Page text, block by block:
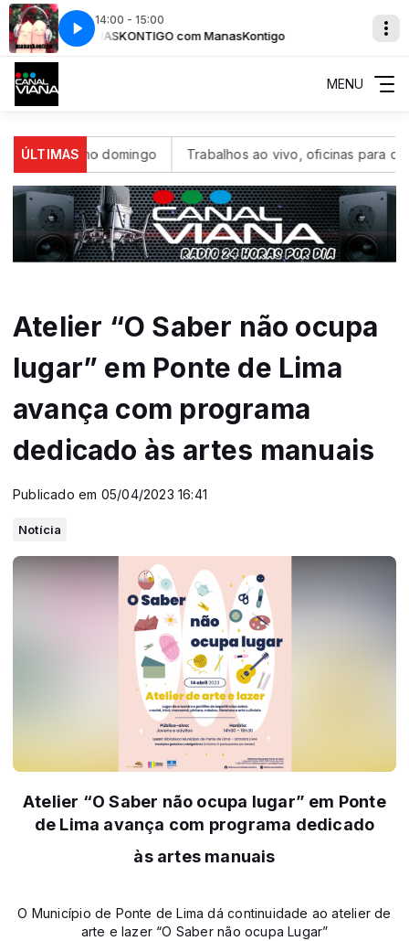
14:00 - 15:00
MANASKONTIGO com ManasKontigo
TOP 12 PORTUGAL com Top12 Portugal
MENU
ÚLTIMAS
próximo domingo Trabalhos ao vivo, oficinas para os mais
Atelier “O Saber não ocupa
lugar” em Ponte de Lima
avança com programa
dedicado às artes manuais
Publicado em 05/04/2023 16:41
Notícia
Atelier “O Saber não ocupa lugar” em Ponte
de Lima avança com programa dedicado
às artes manuais
O Município de Ponte de Lima dá continuidade ao atelier de
arte e lazer “O Saber não ocupa Lugar”